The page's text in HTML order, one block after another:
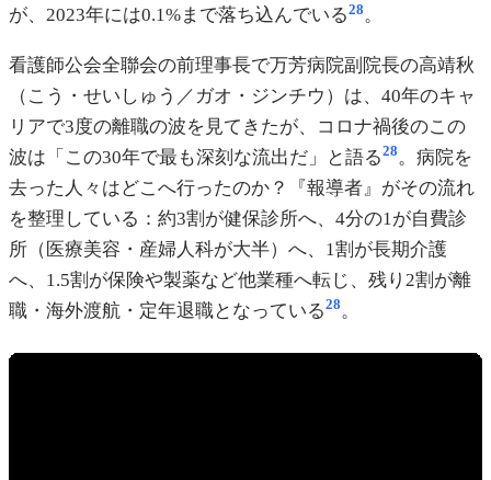
が、2023年には0.1%まで落ち込んでいる28。
看護師公会全聯会の前理事長で万芳病院副院長の高靖秋
（こう・せいしゅう／ガオ・ジンチウ）は、40年のキャ
リアで3度の離職の波を見てきたが、コロナ禍後のこの
波は「この30年で最も深刻な流出だ」と語る28。病院を
去った人々はどこへ行ったのか？『報導者』がその流れ
を整理している：約3割が健保診所へ、4分の1が自費診
所（医療美容・産婦人科が大半）へ、1割が長期介護
へ、1.5割が保険や製薬など他業種へ転じ、残り2割が離
職・海外渡航・定年退職となっている28。